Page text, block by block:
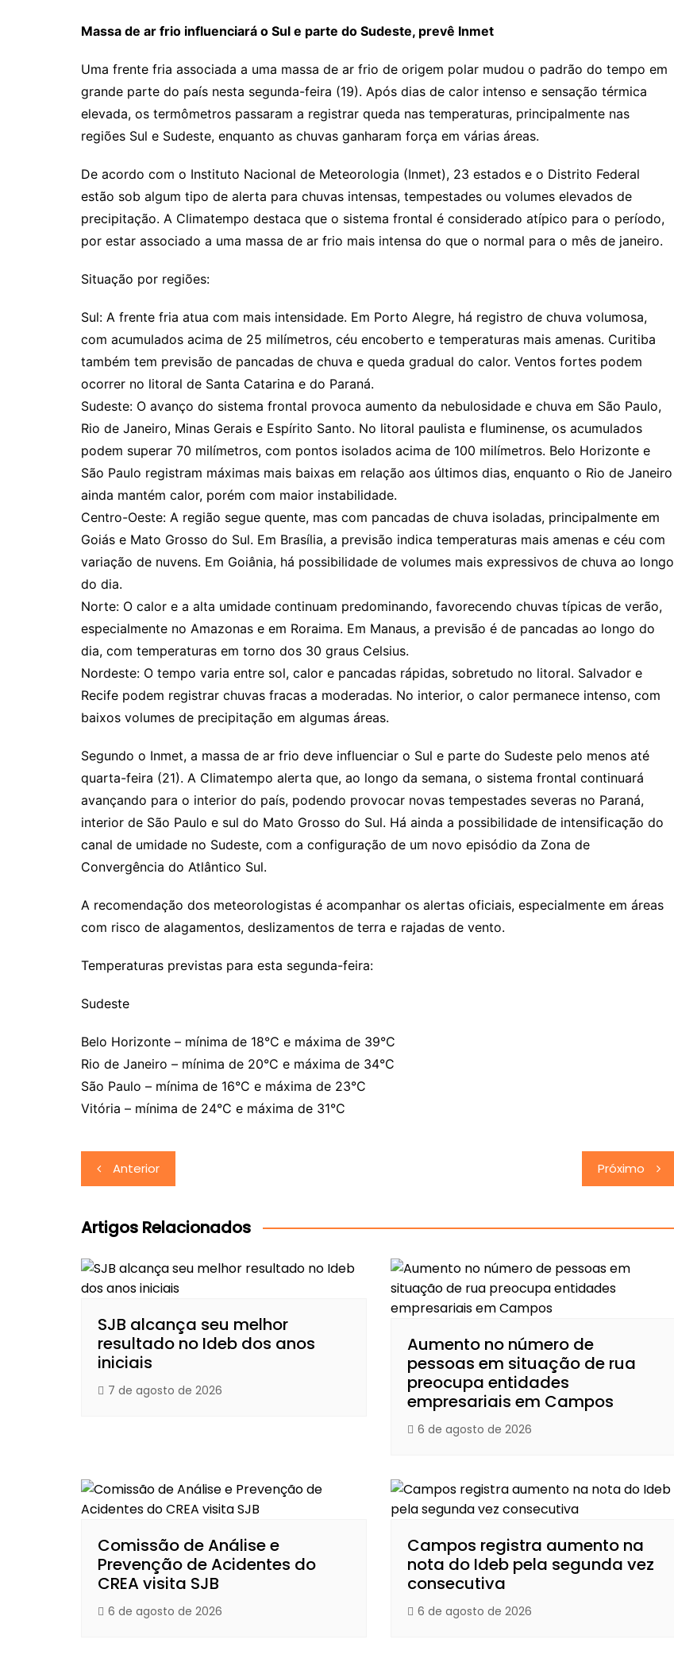
Massa de ar frio influenciará o Sul e parte do Sudeste, prevê Inmet
Uma frente fria associada a uma massa de ar frio de origem polar mudou o padrão do tempo em
grande parte do país nesta segunda-feira (19). Após dias de calor intenso e sensação térmica
elevada, os termômetros passaram a registrar queda nas temperaturas, principalmente nas
regiões Sul e Sudeste, enquanto as chuvas ganharam força em várias áreas.
De acordo com o Instituto Nacional de Meteorologia (Inmet), 23 estados e o Distrito Federal
estão sob algum tipo de alerta para chuvas intensas, tempestades ou volumes elevados de
precipitação. A Climatempo destaca que o sistema frontal é considerado atípico para o período,
por estar associado a uma massa de ar frio mais intensa do que o normal para o mês de janeiro.
Situação por regiões:
Sul: A frente fria atua com mais intensidade. Em Porto Alegre, há registro de chuva volumosa,
com acumulados acima de 25 milímetros, céu encoberto e temperaturas mais amenas. Curitiba
também tem previsão de pancadas de chuva e queda gradual do calor. Ventos fortes podem
ocorrer no litoral de Santa Catarina e do Paraná.
Sudeste: O avanço do sistema frontal provoca aumento da nebulosidade e chuva em São Paulo,
Rio de Janeiro, Minas Gerais e Espírito Santo. No litoral paulista e fluminense, os acumulados
podem superar 70 milímetros, com pontos isolados acima de 100 milímetros. Belo Horizonte e
São Paulo registram máximas mais baixas em relação aos últimos dias, enquanto o Rio de Janeiro
ainda mantém calor, porém com maior instabilidade.
Centro-Oeste: A região segue quente, mas com pancadas de chuva isoladas, principalmente em
Goiás e Mato Grosso do Sul. Em Brasília, a previsão indica temperaturas mais amenas e céu com
variação de nuvens. Em Goiânia, há possibilidade de volumes mais expressivos de chuva ao longo
do dia.
Norte: O calor e a alta umidade continuam predominando, favorecendo chuvas típicas de verão,
especialmente no Amazonas e em Roraima. Em Manaus, a previsão é de pancadas ao longo do
dia, com temperaturas em torno dos 30 graus Celsius.
Nordeste: O tempo varia entre sol, calor e pancadas rápidas, sobretudo no litoral. Salvador e
Recife podem registrar chuvas fracas a moderadas. No interior, o calor permanece intenso, com
baixos volumes de precipitação em algumas áreas.
Segundo o Inmet, a massa de ar frio deve influenciar o Sul e parte do Sudeste pelo menos até
quarta-feira (21). A Climatempo alerta que, ao longo da semana, o sistema frontal continuará
avançando para o interior do país, podendo provocar novas tempestades severas no Paraná,
interior de São Paulo e sul do Mato Grosso do Sul. Há ainda a possibilidade de intensificação do
canal de umidade no Sudeste, com a configuração de um novo episódio da Zona de
Convergência do Atlântico Sul.
A recomendação dos meteorologistas é acompanhar os alertas oficiais, especialmente em áreas
com risco de alagamentos, deslizamentos de terra e rajadas de vento.
Temperaturas previstas para esta segunda-feira:
Sudeste
Belo Horizonte – mínima de 18°C e máxima de 39°C
Rio de Janeiro – mínima de 20°C e máxima de 34°C
São Paulo – mínima de 16°C e máxima de 23°C
Vitória – mínima de 24°C e máxima de 31°C
Navegação
de
Post
Anterior Próximo
Artigos Relacionados
SJB alcança seu melhor
resultado no Ideb dos anos
iniciais
7 de agosto de 2026
Aumento no número de
pessoas em situação de rua
preocupa entidades
empresariais em Campos
6 de agosto de 2026
Comissão de Análise e
Prevenção de Acidentes do
CREA visita SJB
6 de agosto de 2026
Campos registra aumento na
nota do Ideb pela segunda vez
consecutiva
6 de agosto de 2026